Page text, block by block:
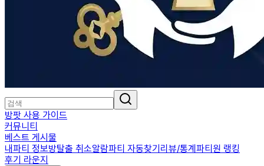
방팟 사용 가이드
커뮤니티
베스트 게시물
내파티 정보방탈출 취소알람파티 자동찾기리뷰/통계파티원 랭킹
후기 라운지